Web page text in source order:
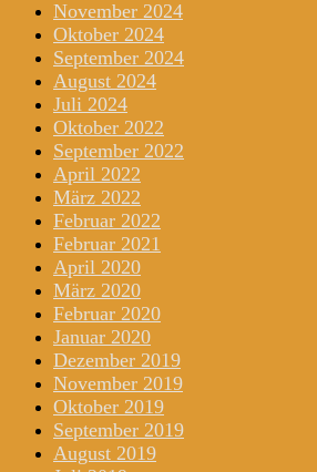
November 2024
Oktober 2024
September 2024
August 2024
Juli 2024
Oktober 2022
September 2022
April 2022
März 2022
Februar 2022
Februar 2021
April 2020
März 2020
Februar 2020
Januar 2020
Dezember 2019
November 2019
Oktober 2019
September 2019
August 2019